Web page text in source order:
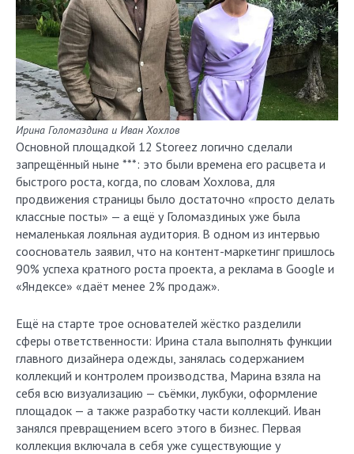
Ирина Голомаздина и Иван Хохлов
Основной площадкой 12 Storeez логично сделали
запрещённый ныне ***: это были времена его расцвета и
быстрого роста, когда, по словам Хохлова, для
продвижения страницы было достаточно «просто делать
классные посты» — а ещё у Голомаздиных уже была
немаленькая лояльная аудитория. В одном из интервью
сооснователь заявил, что на контент-маркетинг пришлось
90% успеха кратного роста проекта, а реклама в Google и
«Яндексе» «даёт менее 2% продаж».
Ещё на старте трое основателей жёстко разделили
сферы ответственности: Ирина стала выполнять функции
главного дизайнера одежды, занялась содержанием
коллекций и контролем производства, Марина взяла на
себя всю визуализацию — съёмки, лукбуки, оформление
площадок — а также разработку части коллекций. Иван
занялся превращением всего этого в бизнес. Первая
коллекция включала в себя уже существующие у